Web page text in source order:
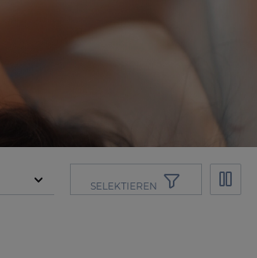
SELEKTIEREN